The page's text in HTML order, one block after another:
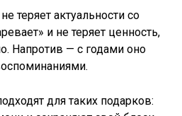
теряет актуальности со
и не теряет ценность,
Напротив — с годами оно
для таких подарков: